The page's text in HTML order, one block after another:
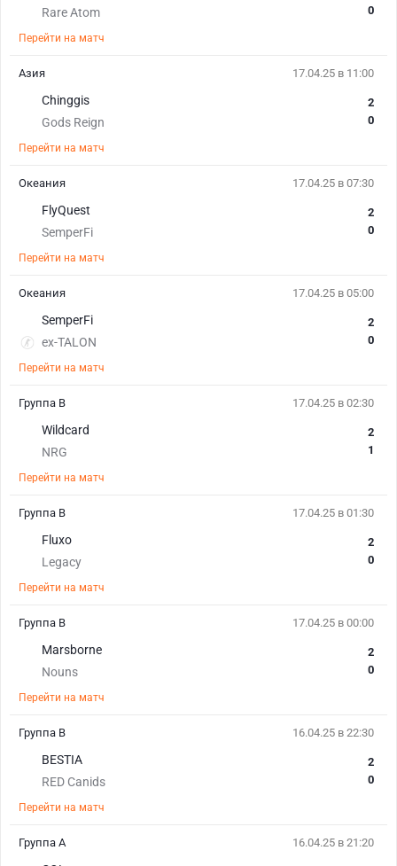
Rare Atom
0
Перейти на матч
17.04.25 в 11:00
Chinggis
Gods Reign
2
0
Перейти на матч
Азия
17.04.25 в 07:30
FlyQuest
SemperFi
2
0
Перейти на матч
Океания
17.04.25 в 05:00
SemperFi
ex-TALON
2
0
Перейти на матч
Океания
17.04.25 в 02:30
Wildcard
NRG
2
1
Перейти на матч
Группа B
17.04.25 в 01:30
Fluxo
Legacy
2
0
Перейти на матч
Группа B
17.04.25 в 00:00
Marsborne
Nouns
2
0
Перейти на матч
Группа B
16.04.25 в 22:30
BESTIA
RED Canids
2
0
Перейти на матч
Группа B
16.04.25 в 21:20
Группа A